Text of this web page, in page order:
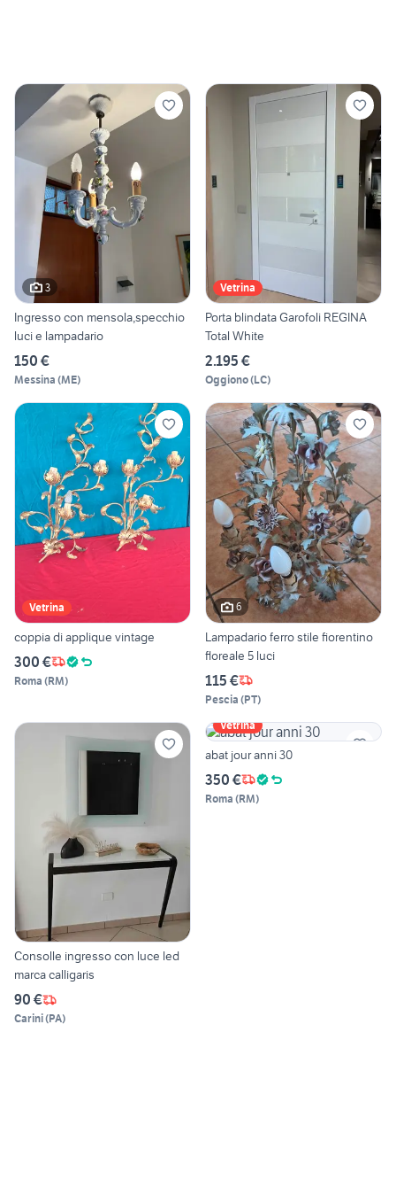
3
Ingresso con mensola,specchio
luci e lampadario
150 €
Messina (ME)
Vetrina
Porta blindata Garofoli REGINA
Total White
2.195 €
Oggiono(LC)
Vetrina
coppia di applique vintage
300 €
Roma (RM)
6
Lampadario ferro stile fiorentino
floreale 5 luci
115 €
Pescia (PT)
Consolle ingresso con luce led
marca calligaris
90 €
Carini(PA)
Vetrina
abat jour anni 30
350 €
Roma (RM)